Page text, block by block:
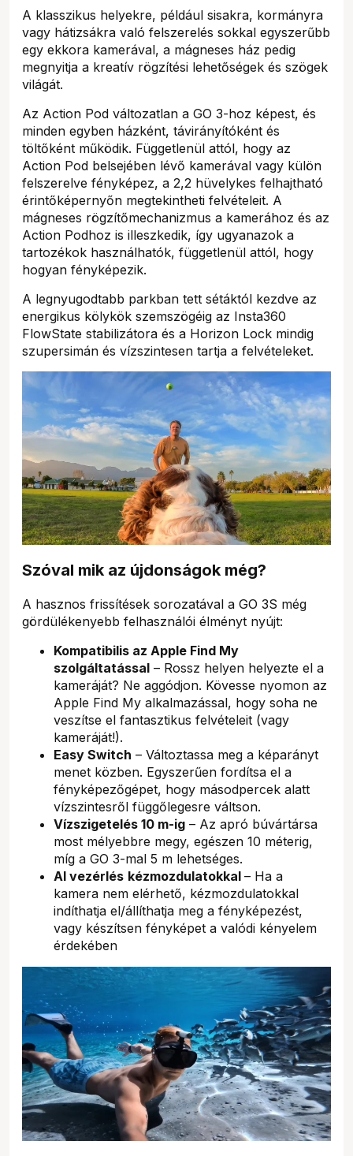
A klasszikus helyekre, például sisakra, kormányra
vagy hátizsákra való felszerelés sokkal egyszerűbb
egy ekkora kamerával, a mágneses ház pedig
megnyitja a kreatív rögzítési lehetőségek és szögek
világát.
Az Action Pod változatlan a GO 3-hoz képest, és
minden egyben házként, távirányítóként és
töltőként működik. Függetlenül attól, hogy az
Action Pod belsejében lévő kamerával vagy külön
felszerelve fényképez, a 2,2 hüvelykes felhajtható
érintőképernyőn megtekintheti felvételeit. A
mágneses rögzítőmechanizmus a kamerához és az
Action Podhoz is illeszkedik, így ugyanazok a
tartozékok használhatók, függetlenül attól, hogy
hogyan fényképezik.
A legnyugodtabb parkban tett sétáktól kezdve az
energikus kölykök szemszögéig az Insta360
FlowState stabilizátora és a Horizon Lock mindig
szupersimán és vízszintesen tartja a felvételeket.
Szóval mik az újdonságok még?
A hasznos frissítések sorozatával a GO 3S még
gördülékenyebb felhasználói élményt nyújt:
Kompatibilis az Apple Find My
szolgáltatással – Rossz helyen helyezte el a
kameráját? Ne aggódjon. Kövesse nyomon az
Apple Find My alkalmazással, hogy soha ne
veszítse el fantasztikus felvételeit (vagy
kameráját!).
Easy Switch – Változtassa meg a képarányt
menet közben. Egyszerűen fordítsa el a
fényképezőgépet, hogy másodpercek alatt
vízszintesről függőlegesre váltson.
Vízszigetelés 10 m-ig – Az apró búvártársa
most mélyebbre megy, egészen 10 méterig,
míg a GO 3-mal 5 m lehetséges.
AI vezérlés kézmozdulatokkal – Ha a
kamera nem elérhető, kézmozdulatokkal
indíthatja el/állíthatja meg a fényképezést,
vagy készítsen fényképet a valódi kényelem
érdekében